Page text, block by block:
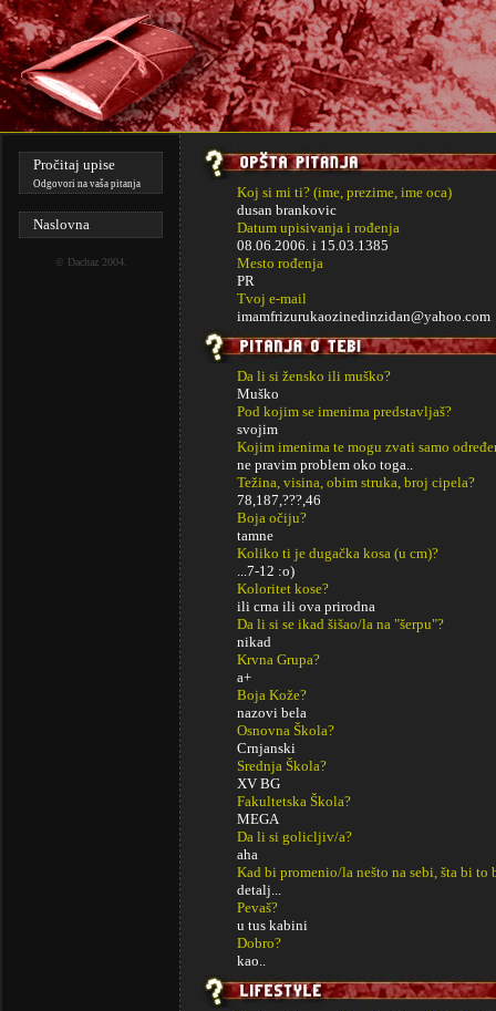
Pročitaj upise
Odgovori na vaša pitanja
Naslovna
© Dachaz2004.
Koj si mi ti? (ime, prezime, ime oca)
dusan brankovic
Datum upisivanja i rođenja
08.06.2006. i 15.03.1385
Mesto rođenja
PR
Tvoj e-mail
imamfrizurukaozinedinzidan@yahoo.com
Da li si žensko ili muško?
Muško
Pod kojim se imenima predstavljaš?
svojim
Kojim imenima te mogu zvati samo
ne pravim problem oko toga..
Težina, visina, obim struka, broj cipela?
78,187,???,46
Boja očiju?
tamne
Koliko ti je dugačka kosa (u cm)?
...7-12 :o)
Koloritet kose?
ili crna ili ova prirodna
Da li si se ikad šišao/la na "šerpu"?
nikad
Krvna Grupa?
a+
Boja Kože?
nazovi bela
Osnovna Škola?
Crnjanski
Srednja Škola?
XV BG
Fakultetska Škola?
MEGA
Da li si golicljiv/a?
aha
Kad bi promenio/la nešto na sebi, šta bi to
detalj...
Pevaš?
u tus kabini
Dobro?
kao..